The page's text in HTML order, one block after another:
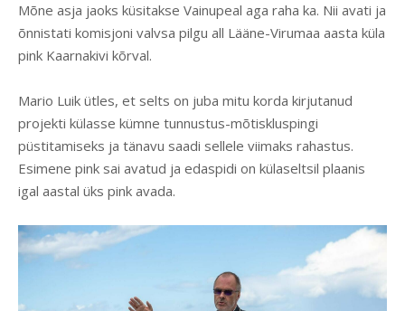
Mõne asja jaoks küsitakse Vainupeal aga raha ka. Nii avati ja
õnnistati komisjoni valvsa pilgu all Lääne-Virumaa aasta küla
pink Kaarnakivi kõrval.
Mario Luik ütles, et selts on juba mitu korda kirjutanud
projekti külasse kümne tunnustus-mõtiskluspingi
püstitamiseks ja tänavu saadi sellele viimaks rahastus.
Esimene pink sai avatud ja edaspidi on külaseltsil plaanis
igal aastal üks pink avada.